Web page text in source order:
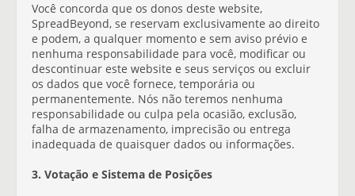
Você concorda que os donos deste website,
SpreadBeyond, se reservam exclusivamente ao direito
e podem, a qualquer momento e sem aviso prévio e
nenhuma responsabilidade para você, modificar ou
descontinuar este website e seus serviços ou excluir
os dados que você fornece, temporária ou
permanentemente. Nós não teremos nenhuma
responsabilidade ou culpa pela ocasião, exclusão,
falha de armazenamento, imprecisão ou entrega
inadequada de quaisquer dados ou informações.
3. Votação e Sistema de Posições